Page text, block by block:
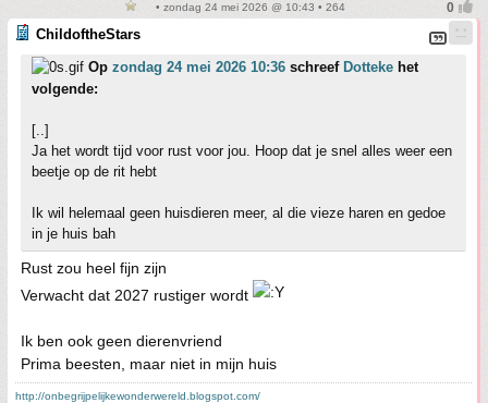
• zondag 24 mei 2026 @ 10:43 • 264
ChildoftheStars
Op zondag 24 mei 2026 10:36 schreef Dotteke het
volgende:
[..]
Ja het wordt tijd voor rust voor jou. Hoop dat je snel alles weer een
beetje op de rit hebt
Ik wil helemaal geen huisdieren meer, al die vieze haren en gedoe
in je huis bah
Rust zou heel fijn zijn
Verwacht dat 2027 rustiger wordt
Ik ben ook geen dierenvriend
Prima beesten, maar niet in mijn huis
http://onbegrijpelijkewonderwereld.blogspot.com/